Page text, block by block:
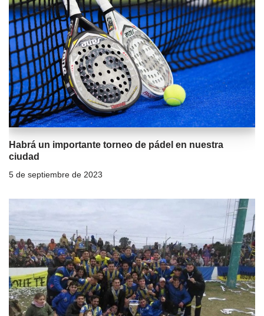
Habrá un importante torneo de pádel en nuestra
ciudad
5 de septiembre de 2023